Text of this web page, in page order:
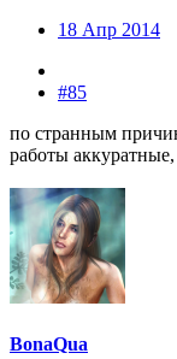
18 Апр 2014
#85
по странным
работы
BonaQua